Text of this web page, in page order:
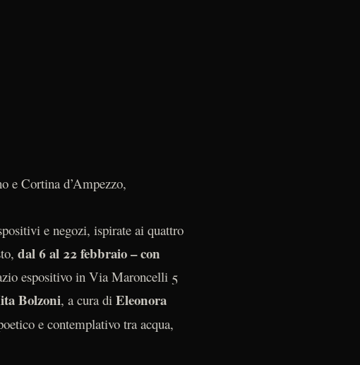
e Cortina d’Ampezzo,
e negozi, ispirate ai quattro
dal 6 al 22 febbraio – con
espositivo in Via Maroncelli 5
Bolzoni, a cura di Eleonora
e contemplativo tra acqua,